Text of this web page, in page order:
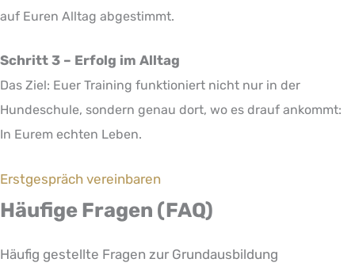
auf Euren Alltag abgestimmt.
Schritt 3 – Erfolg im Alltag
Das Ziel: Euer Training funktioniert nicht nur in der
Hundeschule, sondern genau dort, wo es drauf ankommt:
In Eurem echten Leben.
Erstgespräch vereinbaren
Häufige Fragen (FAQ)
Häufig gestellte Fragen zur Grundausbildung